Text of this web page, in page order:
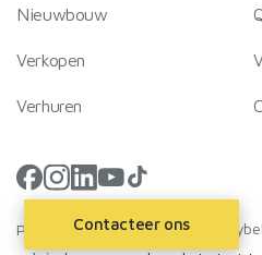
Contacteer ons
Nieuwbouw
Verkopen
Verhuren
Partner van |